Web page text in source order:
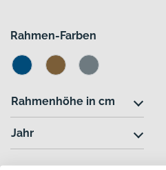
Rahmen-Farben
Rahmenhöhe in cm
Jahr